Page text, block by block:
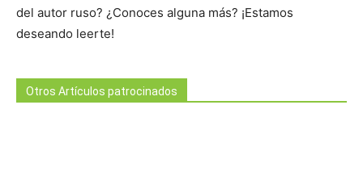
del autor ruso? ¿Conoces alguna más? ¡Estamos
deseando leerte!
Otros Artículos patrocinados